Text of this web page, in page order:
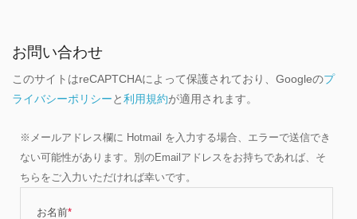
お問い合わせ
このサイトはreCAPTCHAによって保護されており、Googleのプ
ライバシーポリシーと利用規約が適用されます。
※メールアドレス欄に Hotmail を入力する場合、エラーで送信でき
ない可能性があります。別のEmailアドレスをお持ちであれば、そ
ちらをご入力いただければ幸いです。
お名前*